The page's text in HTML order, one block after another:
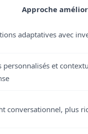
Approche
adaptatives avec
personnalisés et
conversationnel, plus